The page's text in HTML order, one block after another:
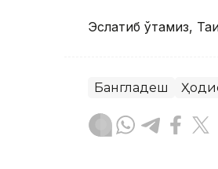
Эслатиб ўтамиз,
Бангладеш